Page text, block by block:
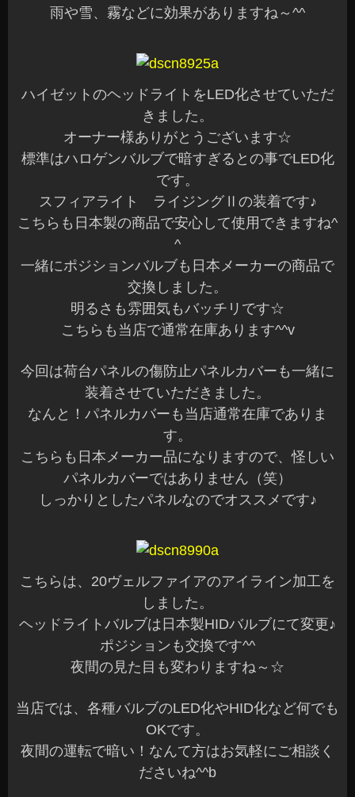
雨や雪、霧などに効果がありますね～^^
ハイゼットのヘッドライトをLED化させていただ
きました。
オーナー様ありがとうございます☆
標準はハロゲンバルブで暗すぎるとの事でLED化
です。
スフィアライト ライジングⅡの装着です♪
こちらも日本製の商品で安心して使用できますね^
^
一緒にポジションバルブも日本メーカーの商品で
交換しました。
明るさも雰囲気もバッチリです☆
こちらも当店で通常在庫あります^^v
今回は荷台パネルの傷防止パネルカバーも一緒に
装着させていただきました。
なんと！パネルカバーも当店通常在庫でありま
す。
こちらも日本メーカー品になりますので、怪しい
パネルカバーではありません（笑）
しっかりとしたパネルなのでオススメです♪
こちらは、20ヴェルファイアのアイライン加工を
しました。
ヘッドライトバルブは日本製HIDバルブにて変更♪
ポジションも交換です^^
夜間の見た目も変わりますね～☆
当店では、各種バルブのLED化やHID化など何でも
OKです。
夜間の運転で暗い！なんて方はお気軽にご相談く
ださいね^^b